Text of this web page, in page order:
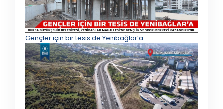
Gençler için bir tesis de Yenibağlar’a